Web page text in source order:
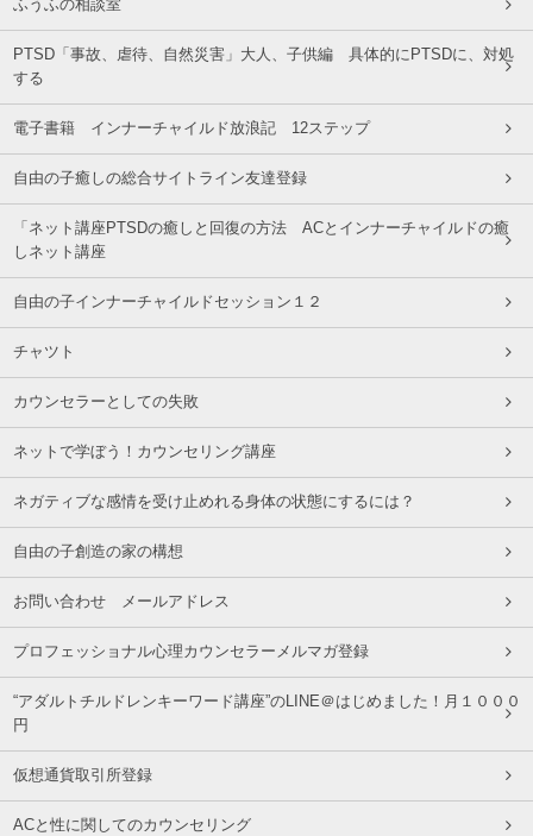
ふうふの相談室
PTSD「事故、虐待、自然災害」大人、子供編 具体的にPTSDに、対処
する
電子書籍 インナーチャイルド放浪記 12ステップ
自由の子癒しの総合サイトライン友達登録
「ネット講座PTSDの癒しと回復の方法 ACとインナーチャイルドの癒
しネット講座
自由の子インナーチャイルドセッション１２
チャツト
カウンセラーとしての失敗
ネットで学ぼう！カウンセリング講座
ネガティブな感情を受け止めれる身体の状態にするには？
自由の子創造の家の構想
お問い合わせ メールアドレス
プロフェッショナル心理カウンセラーメルマガ登録
“アダルトチルドレンキーワード講座”のLINE＠はじめました！月１０００
円
仮想通貨取引所登録
ACと性に関してのカウンセリング